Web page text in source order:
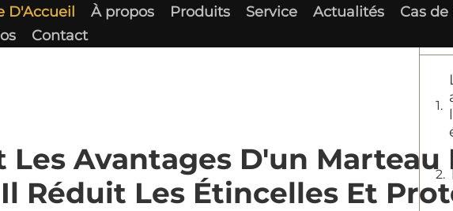
D'Accueil À propos Produits Service Actualités
Cas
Contact
Les Avantages D'un Marteau
Réduit Les Étincelles Et